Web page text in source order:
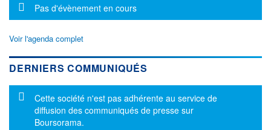
Message d'information
Pas d'évènement en cours
Voir l'agenda complet
DERNIERS COMMUNIQUÉS
Message d'information
Cette société n'est pas adhérente au service de
diffusion des communiqués de presse sur
Boursorama.